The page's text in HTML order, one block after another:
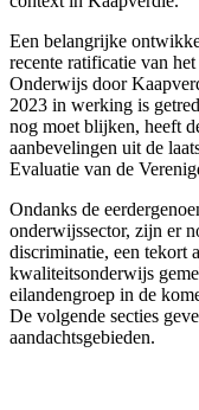
Een belangrijke
recente ratificatie van
Onderwijs door
2023 in werking is
nog moet blijken, heeft
aanbevelingen uit de
Evaluatie van de
Ondanks de
onderwijssector, zijn er
discriminatie, een tekort
kwaliteitsonderwijs
eilandengroep in de
De volgende secties
aandachtsgebieden.